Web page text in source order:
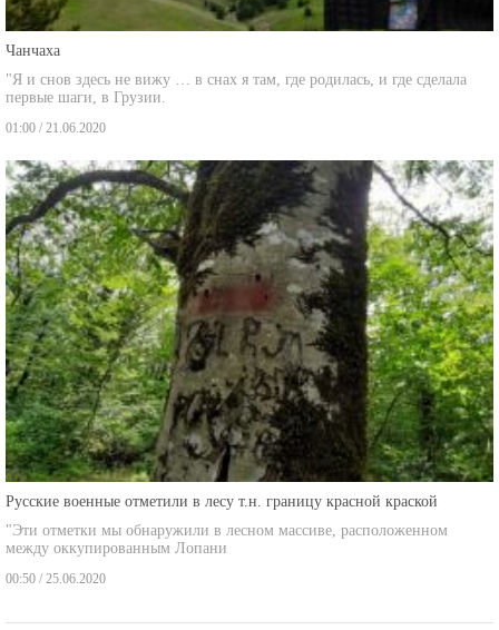
Чанчаха
"Я и снов здесь не вижу … в снах я там, где родилась, и где сделала
первые шаги, в Грузии.
01:00 / 21.06.2020
Русские военные отметили в лесу т.н. границу красной краской
"Эти отметки мы обнаружили в лесном массиве, расположенном
между оккупированным Лопани
00:50 / 25.06.2020